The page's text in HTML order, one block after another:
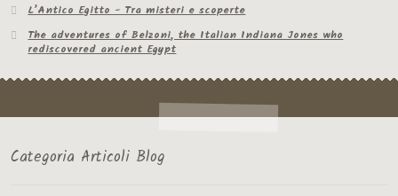
L’Antico Egitto - Tra misteri e scoperte
The adventures of Belzoni, the Italian Indiana Jones who
rediscovered ancient Egypt
Categoria Articoli Blog